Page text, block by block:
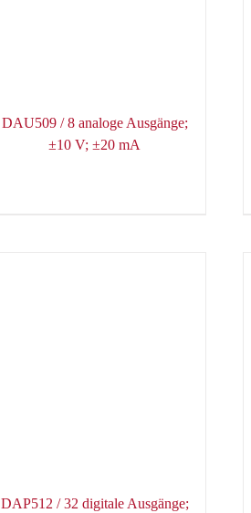
DAU509 / 8 analoge Ausgänge;
±10 V; ±20 mA
DAP512 / 32 digitale Ausgänge;